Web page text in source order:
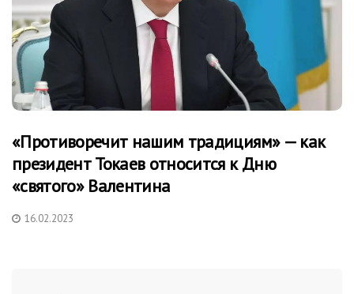
«Противоречит нашим традициям» — как
президент Токаев относится к Дню
«святого» Валентина
16.02.2023